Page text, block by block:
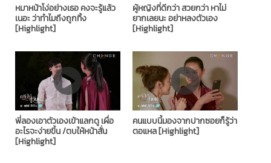
หมาหน้าโง่อย่างเธอ คงจะรู้แล้ว
เนอะ ว่าทำไมถึงถูกทิ้ง
[Highlight]
ผู้หญิงที่ดีกว่า สวยกว่า หาไม่
ยากเลยนะ อย่าหลงตัวเอง
[Highlight]
พี่ลองเอาตัวเองเข้าแลกดู เผื่อ
อะไรจะง่ายขึ้น /ตบให้หน้าสั่น
[Highlight]
คนแบบนี้มองจากปากซอยก็รู้ว่า
ตอแหล [Highlight]